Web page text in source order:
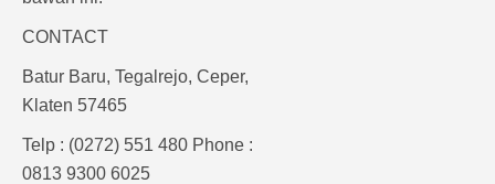
CONTACT
Batur Baru, Tegalrejo, Ceper,
Klaten 57465
Telp : (0272) 551 480 Phone :
0813 9300 6025